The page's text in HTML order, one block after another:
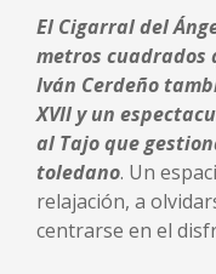
El Cigarral del
metros cuadrados
Iván Cerdeño
XVII y un
al Tajo que
toledano. Un
relajación, a
centrarse en el